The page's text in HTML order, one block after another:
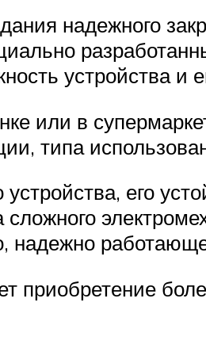
надежного
устройства и
или в
типа
его
надежно